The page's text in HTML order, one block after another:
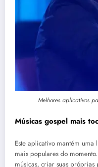
Melhores aplicativos
Músicas gospel mais
Este aplicativo mantém uma
mais populares do
músicas, criar suas próprias